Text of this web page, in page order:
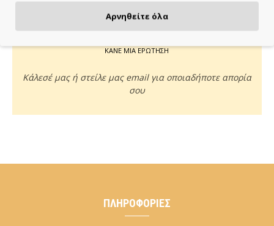
ΚΑΝΕ ΜΙΑ ΕΡΩΤΗΣΗ
Κάλεσέ μας ή στείλε μας email για οποιαδήποτε απορία
σου
ΠΛΗΡΟΦΟΡΊΕΣ
Αρνηθείτε όλα